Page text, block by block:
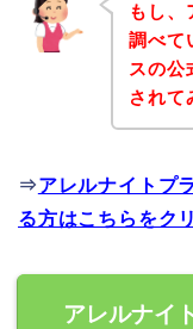
もし、
調べて
スの公
されて
⇒アレルナイトプ
る方はこちらをク
アレルナイ